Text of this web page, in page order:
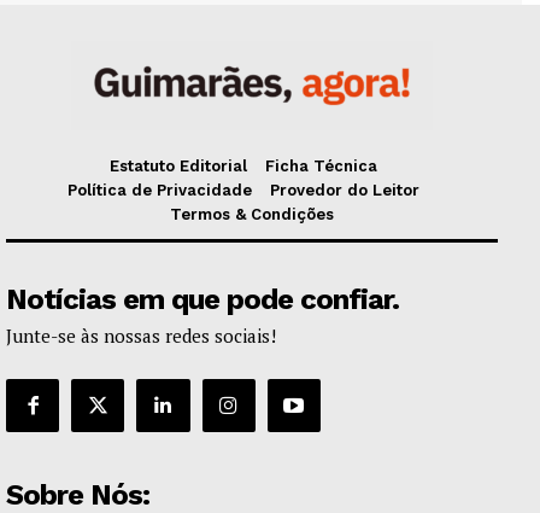
Estatuto Editorial
Ficha Técnica
Política de Privacidade
Provedor do Leitor
Termos & Condições
Notícias em que pode confiar.
Junte-se às nossas redes sociais!
Sobre Nós: